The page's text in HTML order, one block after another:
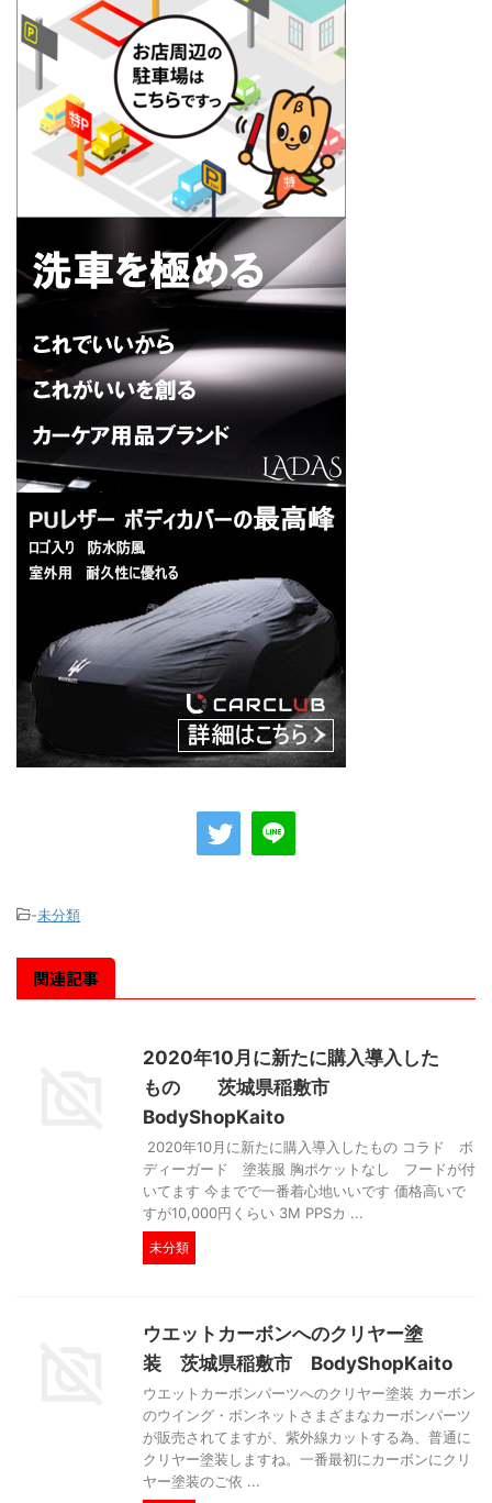
-未分類
関連記事
2020年10月に新たに購入導入した
もの 茨城県稲敷市
BodyShopKaito
2020年10月に新たに購入導入したもの コラド ボ
ディーガード 塗装服 胸ポケットなし フードが付
いてます 今までで一番着心地いいです 価格高いで
すが10,000円くらい 3M PPSカ ...
未分類
ウエットカーボンへのクリヤー塗
装 茨城県稲敷市 BodyShopKaito
ウエットカーボンパーツへのクリヤー塗装 カーボン
のウイング・ボンネットさまざまなカーボンパーツ
が販売されてますが、紫外線カットする為、普通に
クリヤー塗装しますね。一番最初にカーボンにクリ
ヤー塗装のご依 ...